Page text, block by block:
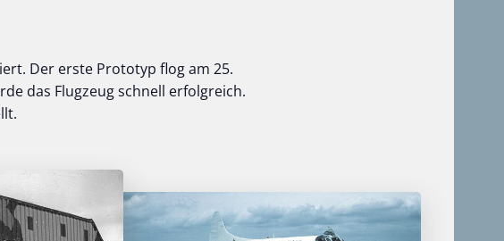
Der erste Prototyp flog am 25.
das Flugzeug schnell erfolgreich.